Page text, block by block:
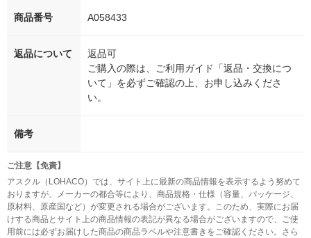
商品番号 A058433
返品について
返品可
ご購入の際は、ご利用ガイド「返品・交換につ
いて」を必ずご確認の上、お申し込みくださ
い。
備考
ご注意【免責】
アスクル（LOHACO）では、サイト上に最新の商品情報を表示するよう努めて
おりますが、メーカーの都合等により、商品規格・仕様（容量、パッケージ、
原材料、原産国など）が変更される場合がございます。このため、実際にお届
けする商品とサイト上の商品情報の表記が異なる場合がございますので、ご使
用前には必ずお届けした商品の商品ラベルや注意書きをご確認ください。さら